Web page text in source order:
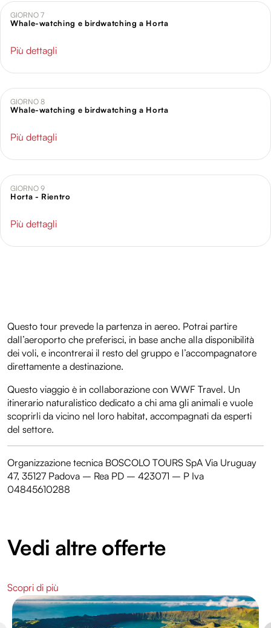
GIORNO 7
Whale-watching e birdwatching a Horta
Più dettagli
GIORNO 8
Whale-watching e birdwatching a Horta
Più dettagli
GIORNO 9
Horta - Rientro
Più dettagli
Questo tour prevede la partenza in aereo. Potrai partire
dall’aeroporto che preferisci, in base anche alla disponibilità
dei voli, e incontrerai il resto del gruppo e l’accompagnatore
direttamente a destinazione.
Questo viaggio è in collaborazione con WWF Travel. Un
itinerario naturalistico dedicato a chi ama gli animali e vuole
scoprirli da vicino nel loro habitat, accompagnati da esperti
del settore.
Organizzazione tecnica BOSCOLO TOURS SpA Via Uruguay
47, 35127 Padova – Rea PD – 423071 – P Iva
04845610288
Vedi altre offerte
Scopri di più